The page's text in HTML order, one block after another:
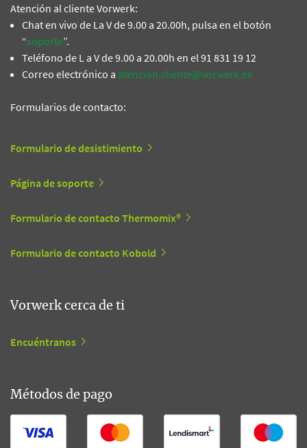
Atención al cliente Vorwerk:
Chat en vivo de La V de 9.00 a 20.00h, pulsa en el botón
“soporte”.
Teléfono de L a V de 9.00 a 20.00h en el 91 831 19 12
Correo electrónico a atencion.cliente@vorwerk.es
Formularios de contacto:
Formulario de desistimiento
Página de soporte
Formulario de contacto Thermomix®
Formulario de contacto Kobold
Vorwerk cerca de ti
Encuéntranos
Métodos de pago